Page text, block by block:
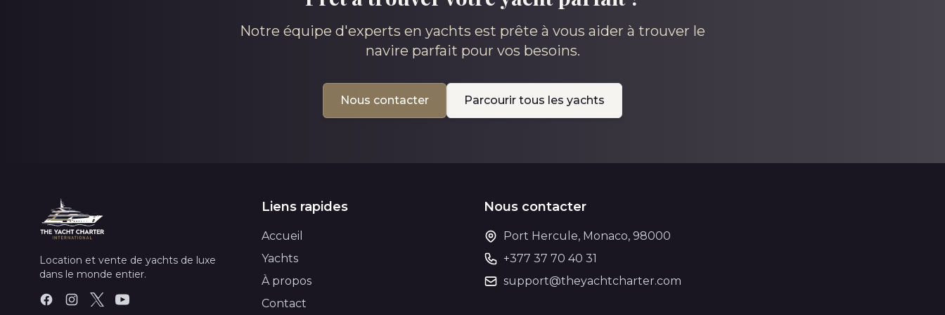
Notre équipe d'experts en yachts est prête à vous aider à trouver le
navire parfait pour vos besoins.
Nous contacter Parcourir tous les yachts
Location et vente de yachts de luxe
dans le monde entier.
Liens rapides
Accueil
Yachts
À propos
Contact
Nous contacter
Port Hercule, Monaco, 98000
+377 37 70 40 31
support@theyachtcharter.com